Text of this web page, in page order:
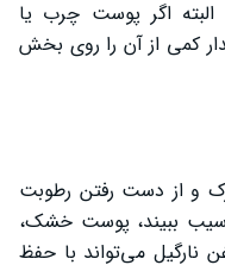
اگر پوست چرب یا
کمی از آن را روی بخش
و از دست رفتن رطوبت
ببیند، پوست خشک،
می‌تواند با حفظ